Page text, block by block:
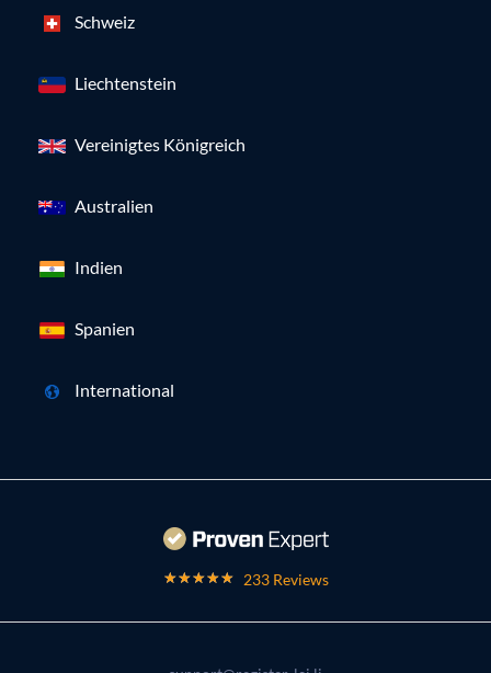
Schweiz
Liechtenstein
Vereinigtes Königreich
Australien
Indien
Spanien
International
233 Reviews